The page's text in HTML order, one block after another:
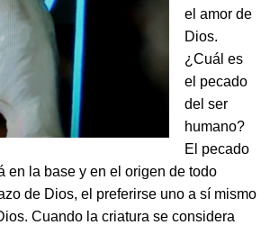
el amor de
Dios.
¿Cuál es
el pecado
del ser
humano?
El pecado
en la base y en el origen de todo
de Dios, el preferirse uno a sí mismo
Cuando la criatura se considera